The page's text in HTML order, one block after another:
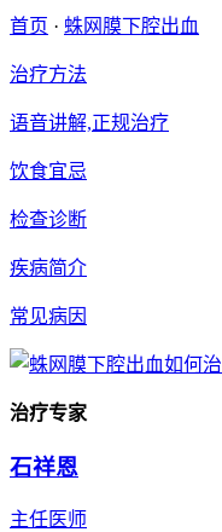
首页 · 蛛网膜下腔出血
治疗方法
语音讲解,正规治疗
饮食宜忌
检查诊断
疾病简介
常见病因
治疗专家
石祥恩
主任医师